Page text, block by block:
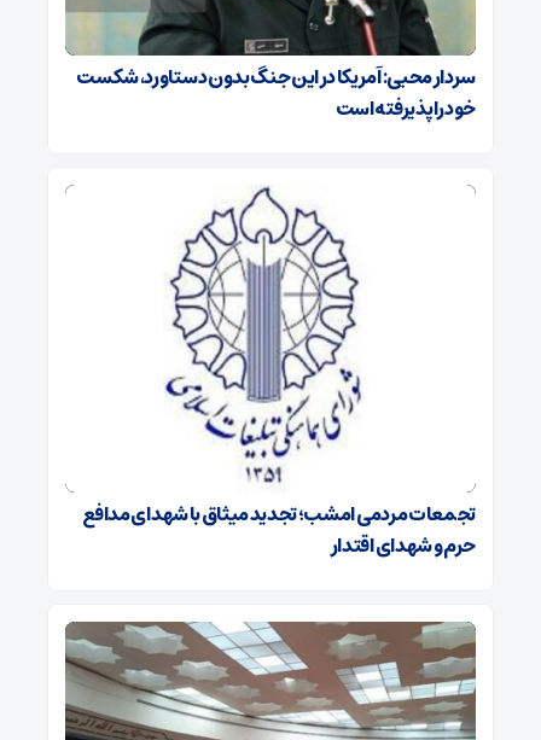
سردار محبی: آمریکا در این جنگ بدون دستاورد، شکست
خود را پذیرفته است
تجمعات مردمی امشب؛ تجدید میثاق با شهدای مدافع
حرم و شهدای اقتدار